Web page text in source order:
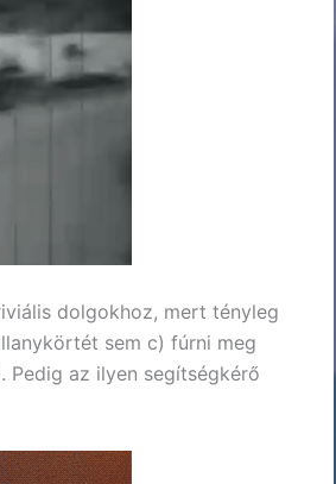
dolgokhoz, mert tényleg
sem c) fúrni meg
Pedig az ilyen segítségkérő